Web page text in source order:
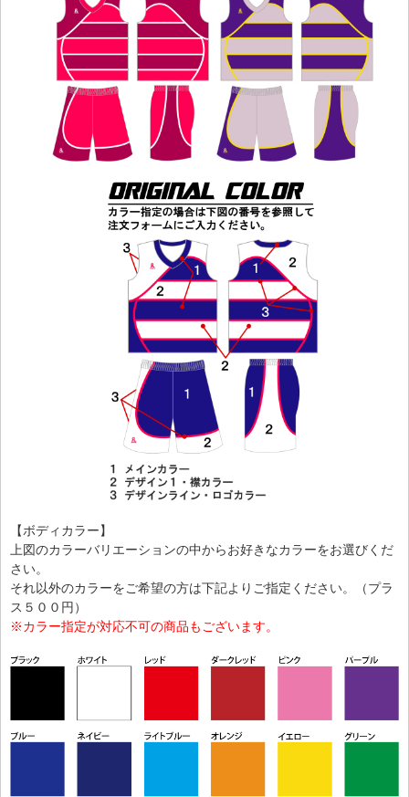
【ボディカラー】
上図のカラーバリエーションの中からお好きなカラーをお選びくだ
さい。
それ以外のカラーをご希望の方は下記よりご指定ください。（プラ
ス５００円）
※カラー指定が対応不可の商品もございます。